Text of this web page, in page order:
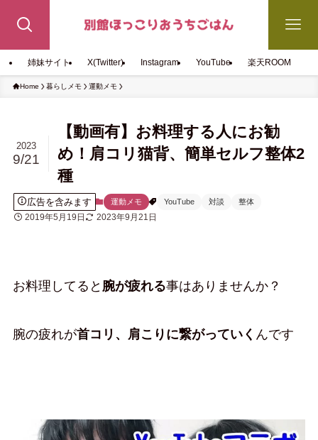
姉妹サイト X(Twitter) Instagram YouTube 楽天ROOM
Home 暮らしメモ 運動メモ
【動画有】お料理する人にお勧
め！肩コリ猫背、簡単セルフ整体2
種
2023
9/21
広告を含みます 運動メモ YouTube 対談 整体
2019年5月19日 2023年9月21日
お料理してると 腕が疲れる事はありませんか？
腕の疲れが首コリ、肩こりに繋がっていく んです